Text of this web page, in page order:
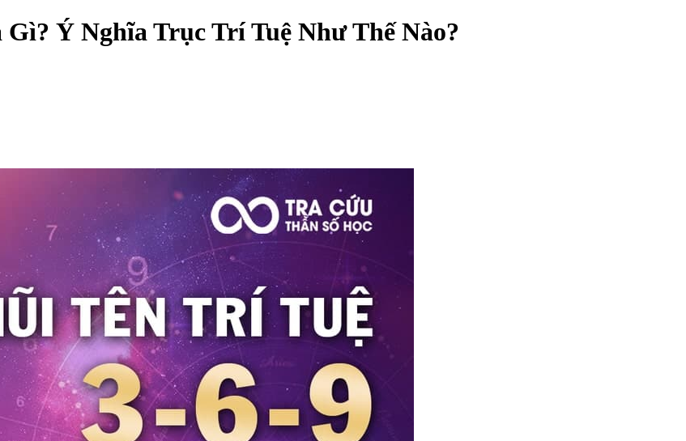
Ý Nghĩa Trục Trí Tuệ Như Thế Nào?